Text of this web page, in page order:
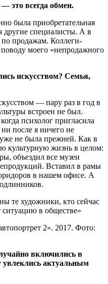
это всегда обмен.
была приобретательная
специалисты. А в
по продажам. Коллеги-
моего «непродажного
искусством? Семья,
— пару раз в год в
встроен не был.
психолог пригласила
после я ничего не
не была прежней. Как в
культурную жизнь в целом:
объездил все музеи
Вставил в рамы
в нашем офисе. А
2». 2017. Фото:
включились в
увлеклись актуальным